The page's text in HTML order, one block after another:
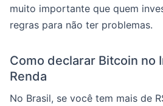
muito importante que quem
regras para não ter problemas.
Como declarar Bitcoin no
Renda
No Brasil, se você tem mais de